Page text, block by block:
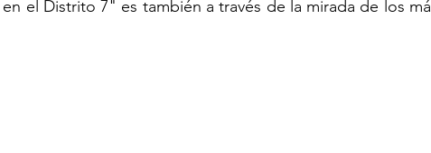
el Distrito 7" es también a través de la mirada de los